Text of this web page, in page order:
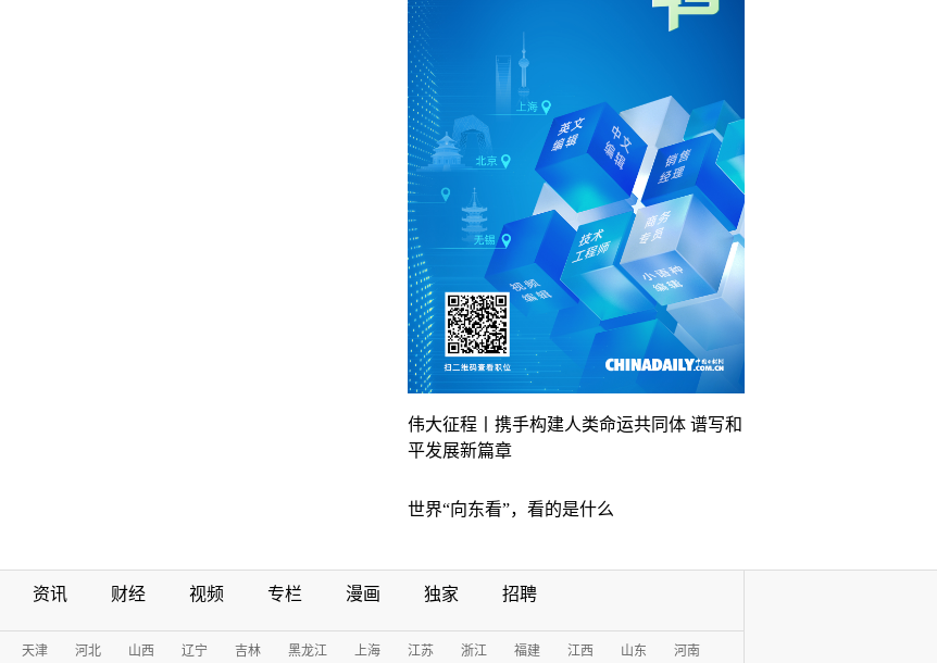
伟大征程丨携手构建人类命运共同体 谱写和
平发展新篇章
世界“向东看”，看的是什么
资讯 财经 视频 专栏 漫画 独家 招聘
天津 河北 山西 辽宁 吉林 黑龙江 上海 江苏 浙江 福建 江西 山东 河南